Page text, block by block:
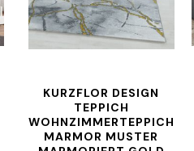
KURZFLOR DESIGN
TEPPICH
WOHNZIMMERTEPPICH
MARMOR MUSTER